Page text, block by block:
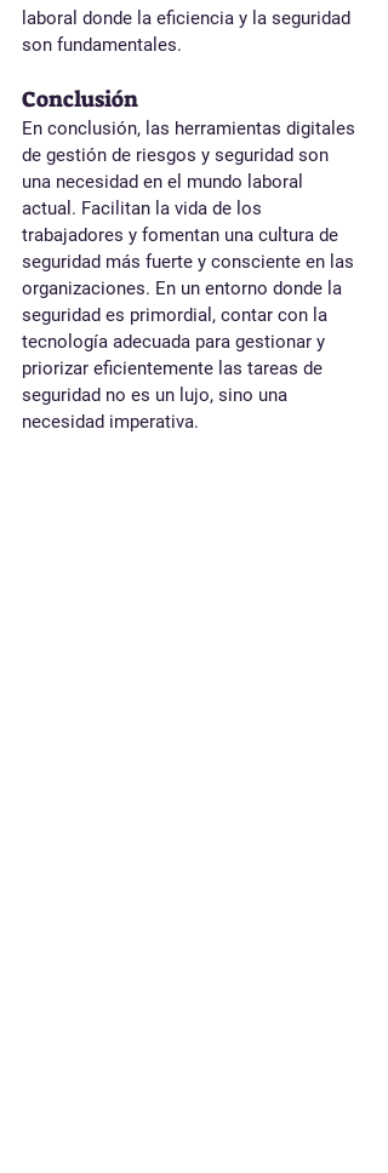
laboral donde la eficiencia y la seguridad
son fundamentales.
Conclusión
En conclusión, las herramientas digitales
de gestión de riesgos y seguridad son
una necesidad en el mundo laboral
actual. Facilitan la vida de los
trabajadores y fomentan una cultura de
seguridad más fuerte y consciente en las
organizaciones. En un entorno donde la
seguridad es primordial, contar con la
tecnología adecuada para gestionar y
priorizar eficientemente las tareas de
seguridad no es un lujo, sino una
necesidad imperativa.